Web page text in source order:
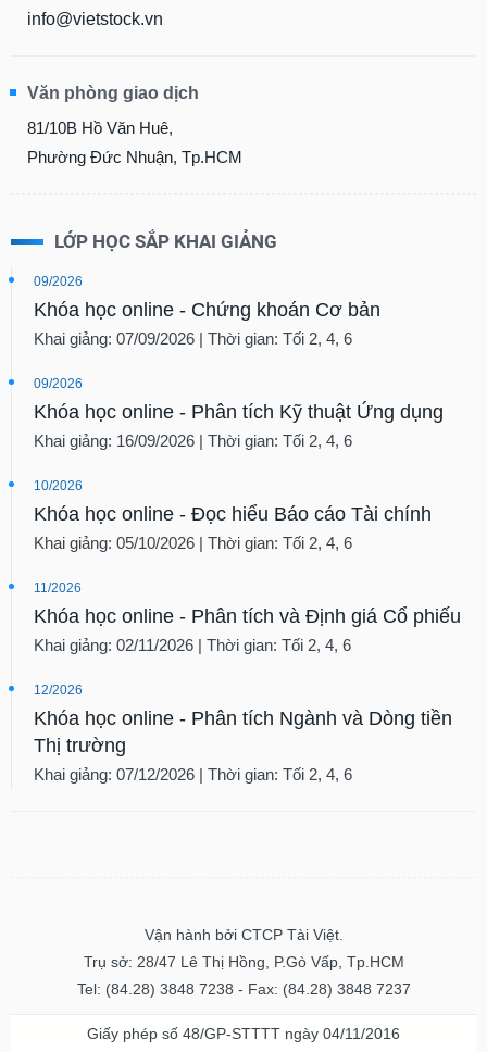
info@vietstock.vn
Văn phòng giao dịch
81/10B Hồ Văn Huê,
Phường Đức Nhuận, Tp.HCM
LỚP HỌC SẮP KHAI GIẢNG
09/2026
Khóa học online - Chứng khoán Cơ bản
Khai giảng: 07/09/2026 | Thời gian: Tối 2, 4, 6
09/2026
Khóa học online - Phân tích Kỹ thuật Ứng dụng
Khai giảng: 16/09/2026 | Thời gian: Tối 2, 4, 6
10/2026
Khóa học online - Đọc hiểu Báo cáo Tài chính
Khai giảng: 05/10/2026 | Thời gian: Tối 2, 4, 6
11/2026
Khóa học online - Phân tích và Định giá Cổ phiếu
Khai giảng: 02/11/2026 | Thời gian: Tối 2, 4, 6
12/2026
Khóa học online - Phân tích Ngành và Dòng tiền
Thị trường
Khai giảng: 07/12/2026 | Thời gian: Tối 2, 4, 6
Vận hành bởi CTCP Tài Việt.
Trụ sở: 28/47 Lê Thị Hồng, P.Gò Vấp, Tp.HCM
Tel: (84.28) 3848 7238 - Fax: (84.28) 3848 7237
Giấy phép số 48/GP-STTTT ngày 04/11/2016